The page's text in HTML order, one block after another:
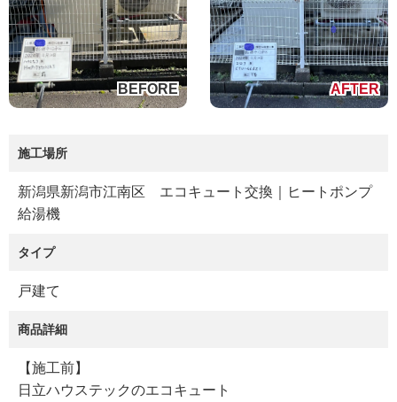
施工場所
新潟県新潟市江南区 エコキュート交換｜ヒートポンプ
給湯機
タイプ
戸建て
商品詳細
【施工前】
日立ハウステックのエコキュート